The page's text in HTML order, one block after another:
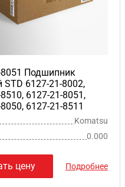
8051 Подшипник
STD 6127-21-8002,
6127-21-8051,
6127-21-8511
Komatsu
0.000
цену Подробнее